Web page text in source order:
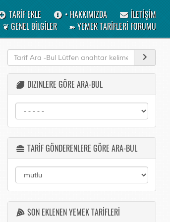
TARİF EKLE • HAKKIMIZDA
İLETİŞİM
❦ GENEL BİLGİLER
➽ YEMEK TARİFLERİ FORUMU
DIZINLERE GÖRE ARA-BUL
TARİF GÖNDERENLERE GÖRE ARA-BUL
SON EKLENEN YEMEK TARİFLERİ